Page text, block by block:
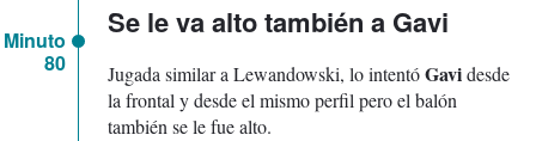
Minuto
80
Se le va alto también a Gavi
Jugada similar a Lewandowski, lo intentóGavidesde
la frontal y desde el mismo perfil pero el balón
también se le fue alto.